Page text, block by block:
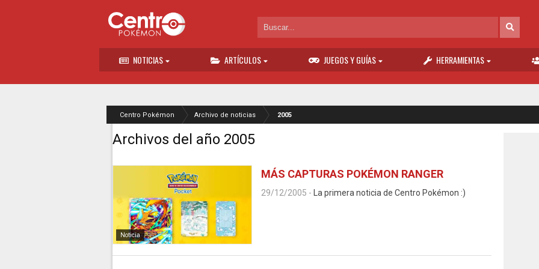
NOTICIAS ARTÍCULOS JUEGOS Y GUÍAS HERRAMIENTAS
Centro Pokémon Archivo de noticias 2005
Archivos del año 2005
Noticia
MÁS CAPTURAS POKÉMON RANGER
29/12/2005 - La primera noticia de Centro Pokémon :)